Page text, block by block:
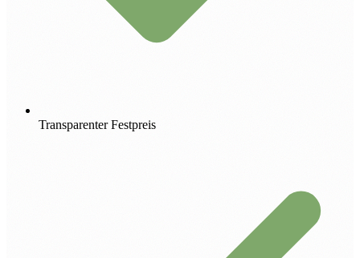
Transparenter Festpreis